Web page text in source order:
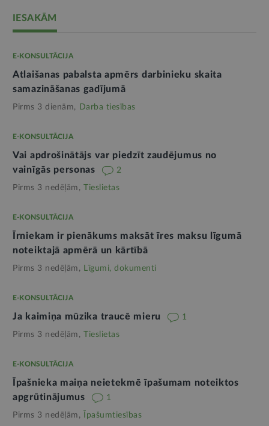
IESAKĀM
E-KONSULTĀCIJA
Atlaišanas pabalsta apmērs darbinieku skaita
samazināšanas gadījumā
Pirms 3 dienām, Darba tiesības
E-KONSULTĀCIJA
Vai apdrošinātājs var piedzīt zaudējumus no
vainīgās personas
2
Pirms 3 nedēļām, Tieslietas
E-KONSULTĀCIJA
Īrniekam ir pienākums maksāt īres maksu līgumā
noteiktajā apmērā un kārtībā
Pirms 3 nedēļām, Līgumi, dokumenti
E-KONSULTĀCIJA
Ja kaimiņa mūzika traucē mieru 1
Pirms 3 nedēļām, Tieslietas
E-KONSULTĀCIJA
Īpašnieka maiņa neietekmē īpašumam noteiktos
apgrūtinājumus
1
Pirms 3 nedēļām, Īpašumtiesības